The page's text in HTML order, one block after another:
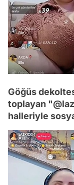
Göğüs
toplayan
halleriyle